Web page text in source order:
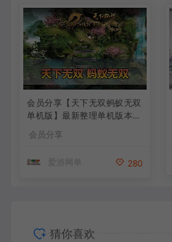
会员分享【天下无双蚂蚁无双
单机版】最新整理单机版本
带GM命令后台 武侠怀旧网游
免虚拟机一键端 配套视频教
会员分享
爱游网单 280
猜你喜欢